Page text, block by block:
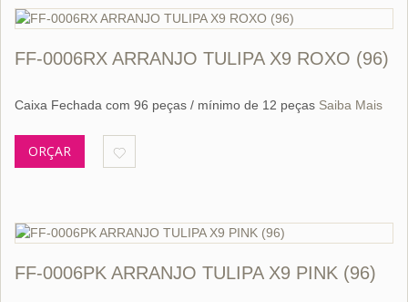
FF-0006RX ARRANJO TULIPA X9 ROXO (96)
Caixa Fechada com 96 peças / mínimo de 12 peças Saiba Mais
ORÇAR
FF-0006PK ARRANJO TULIPA X9 PINK (96)